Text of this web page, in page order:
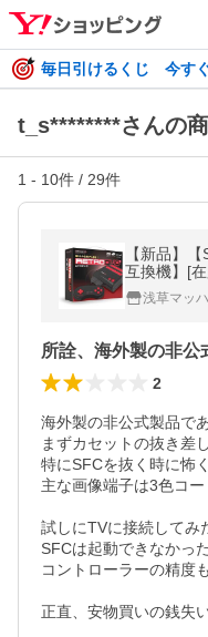
毎日引けるくじ 今す
t_s********さんの
1 - 10件 / 29件
【新品】
互換機】[
浅草マッハ
所詮、海外製の非公
2
海外製の非公式製品で
まずカセットの抜き差
特にSFCを抜く時に怖
主な画像端子は3色コー
試しにTVに接続してみ
SFCは起動できなかった
コントローラーの精度
正直、安物買いの銭失